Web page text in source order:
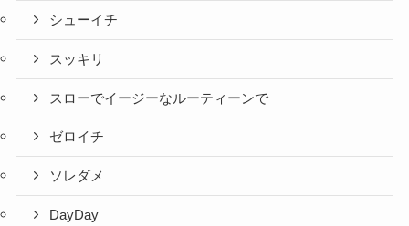
シューイチ
スッキリ
スローでイージーなルーティーンで
ゼロイチ
ソレダメ
DayDay